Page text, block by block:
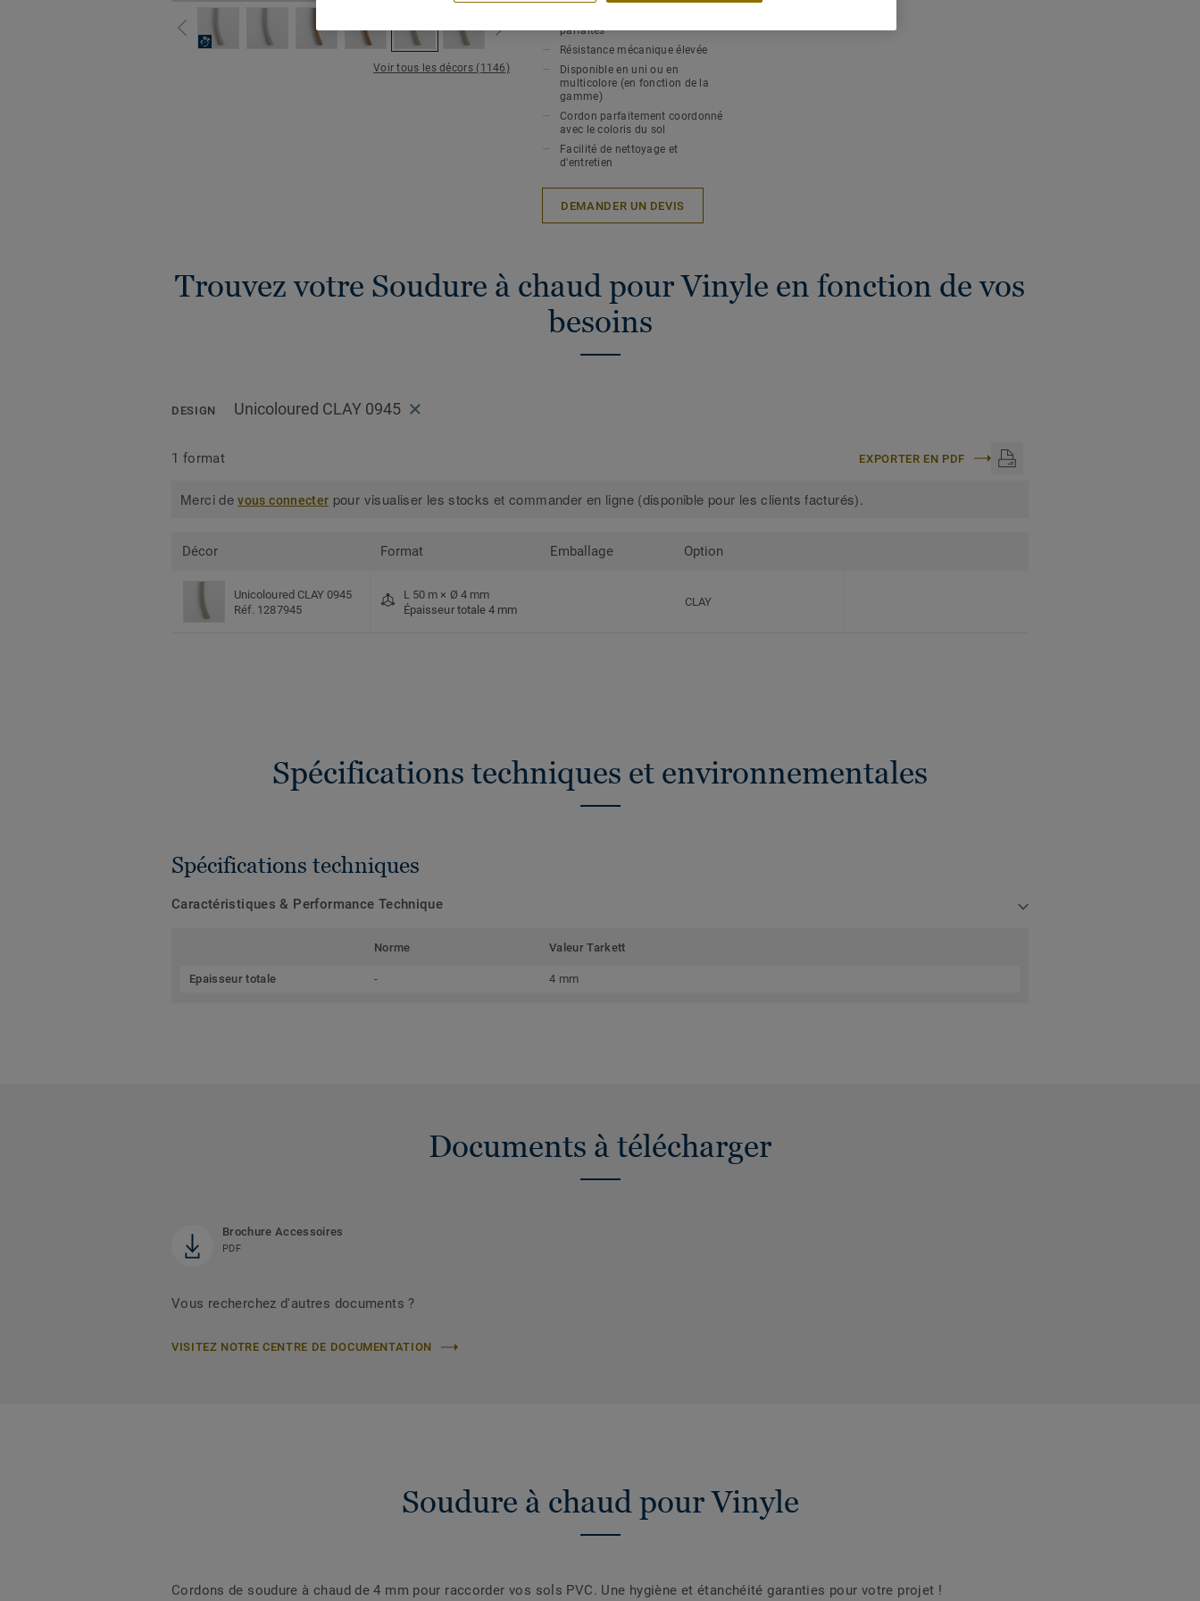
Voir tous les décors (1146)
Soudure à chaud pour une
parfaites
Résistance mécanique élevée
Disponible en uni ou en
multicolore (en fonction de la
gamme)
Cordon parfaitement coordonné
avec le coloris du sol
Facilité de nettoyage et
d'entretien
DEMANDER UN DEVIS
Trouvez votre Soudure à chaud pour Vinyle en fonction de vos
besoins
DESIGN Unicoloured CLAY 0945
1 format EXPORTER EN PDF
Merci devous connecter pour visualiser les stocks et commander en ligne (disponible pour les clients facturés).
Décor Format Emballage Option
Unicoloured CLAY 0945
Réf. 1287945
L 50 m × Ø 4 mm
Épaisseur totale 4 mm
CLAY
Spécifications techniques et environnementales
Spécifications techniques
Caractéristiques & Performance Technique
Norme Valeur Tarkett
Epaisseur totale - 4 mm
Documents à télécharger
Brochure Accessoires
PDF
Vous recherchez d'autres documents ?
VISITEZ NOTRE CENTRE DE DOCUMENTATION
Soudure à chaud pour Vinyle
Cordons de soudure à chaud de 4 mm pour raccorder vos sols PVC. Une hygiène et étanchéité garanties pour votre projet !